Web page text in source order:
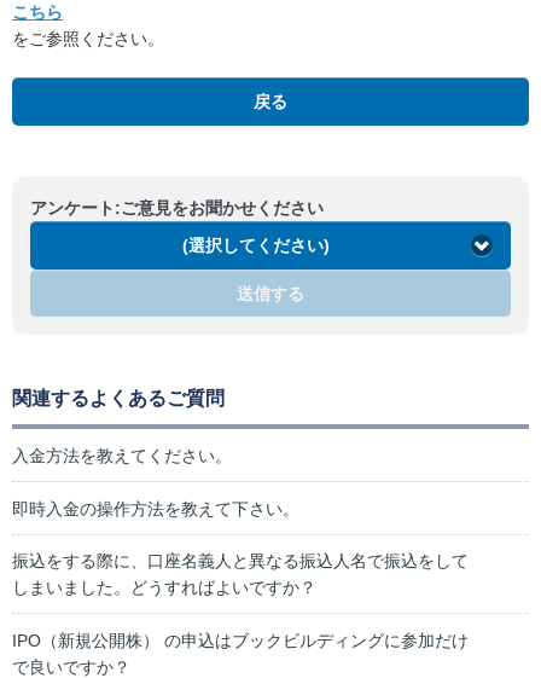
こちら
をご参照ください。
戻る
アンケート:ご意見をお聞かせください
(選択してください)
送信する
関連するよくあるご質問
入金方法を教えてください。
即時入金の操作方法を教えて下さい。
振込をする際に、口座名義人と異なる振込人名で振込をして
しまいました。どうすればよいですか？
IPO（新規公開株） の申込はブックビルディングに参加だけ
で良いですか？